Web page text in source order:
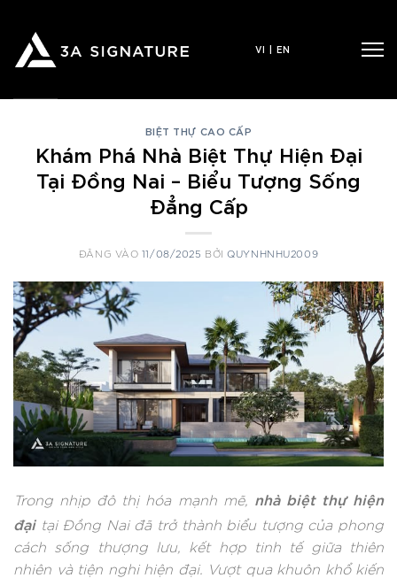
nội
VI | EN
BIỆT THỰ CAO CẤP
Khám Phá Nhà Biệt Thự Hiện Đại
Tại Đồng Nai – Biểu Tượng Sống
Đẳng Cấp
ĐĂNG VÀO 11/08/2025 BỞIQUYNHNHU2009
Trong nhịp đô thị hóa mạnh mẽ,
nhà biệt thự hiện
đại tại Đồng Nai đã trở thành biểu tượng của phong
cách sống thượng lưu, kết hợp tinh tế giữa thiên
nhiên và tiện nghi hiện đại. Vượt qua khuôn khổ kiến